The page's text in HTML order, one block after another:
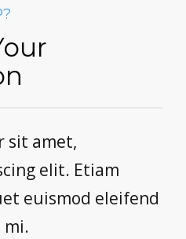
sit amet,
elit. Etiam
euismod eleifend